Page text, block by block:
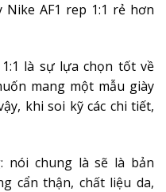
Nike AF1 rep 1:1 rẻ hơn
là sự lựa chọn tốt về
mang một mẫu giày
khi soi kỹ các chi tiết,
nói chung là sẽ là bản
cẩn thận, chất liệu da,